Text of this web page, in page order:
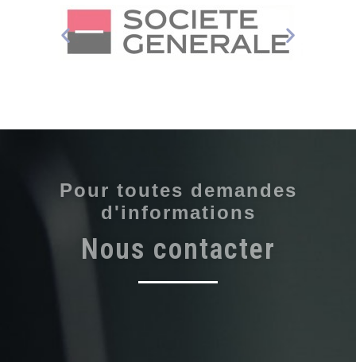
Pour toutes demandes
d'informations
Nous contacter